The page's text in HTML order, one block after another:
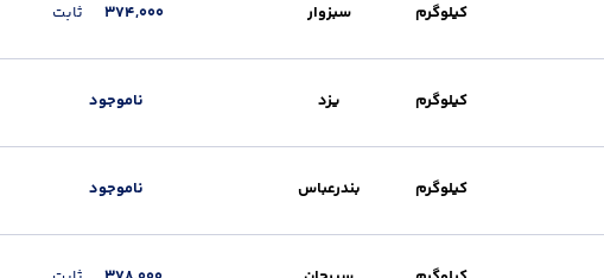
کیلوگرم سبزوار 374,000 ثابت
سبزوار برند :کیلوگرم یزد ناموجود
کیلوگرم بندرعباس ناموجود